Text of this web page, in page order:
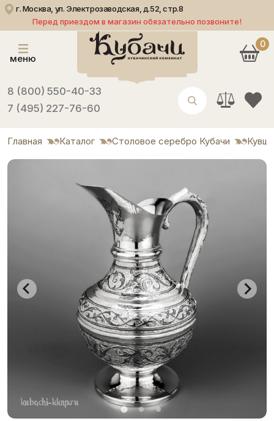
г. Москва, ул. Электрозаводская, д.52, стр.8
Перед приездом в магазин обязательно позвоните!
меню
8 (800) 550-40-33
7 (495) 227-76-60
0
Главная Каталог Столовое серебро Кубачи